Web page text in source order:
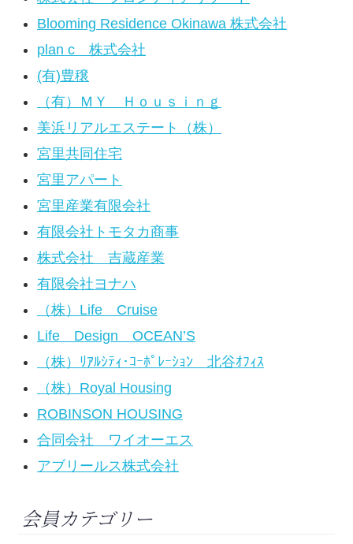
Blooming Residence Okinawa 株式会社
plan c 株式会社
(有)豊穣
（有）ＭＹ Ｈｏｕｓｉｎｇ
美浜リアルエステート（株）
宮里共同住宅
宮里アパート
宮里産業有限会社
有限会社トモタカ商事
株式会社 吉蔵産業
有限会社ヨナハ
（株）Life Cruise
Life Design OCEAN’S
（株）ﾘｱﾙｼﾃｨ･ｺｰﾎﾟﾚｰｼｮﾝ 北谷ｵﾌｨｽ
（株）Royal Housing
ROBINSON HOUSING
合同会社 ワイオーエス
アブリールス株式会社
会員カテゴリー